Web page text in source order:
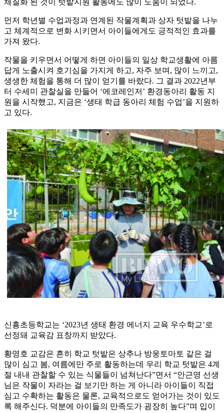
체질화 된 것이 텃밭지원 활동에도 많이 도움이 되었다.
먼저 학년별 수업과정과 연계된 작물계획과 상자 텃밭을 나누
고 체계적으로 변화 시키면서 아이들에게도 긍적적인 효과를
가져 왔다.
작물을 키우면서 어떻게 하면 아이들의 일상 학교생활에 아름
답게 노출시켜 호기심을 가지게 하고, 자주 보며, 많이 느끼고,
생생한 체험을 통해 더 많이 얻기를 바랐다. 그 결과 2022년부
터 수세미 관찰실을 만들어 ‘에코레인저’ 환경동아리 활동 지
원을 시작했고, 지금은 ‘생태 학급 동아리 체험 수업’을 지원하
고 있다.
신흥초등학교는 ‘2023년 생태 환경 에너지 교육 우수학교’로
선정돼 교육감 표창까지 받았다.
황영호 교감은 흔히 학교 텃밭은 상추나 방웅토마토 같은 걸
많이 심고 봄, 여름에만 주로 활동하는데 우리 학교 텃밭은 4계
절 내내 관찰할 수 있는 식물들이 넘쳐난다”면서 “안근영 선생
님은 작물이 자라는 걸 보기만 하는 게 아니라 아이들이 직접
심고 수확하는 활동은 물론, 교육적으로도 얻어가는 것이 있도
록 해주신다. 덕분에 아이들의 만족도가 굉장히 높다”며 입이